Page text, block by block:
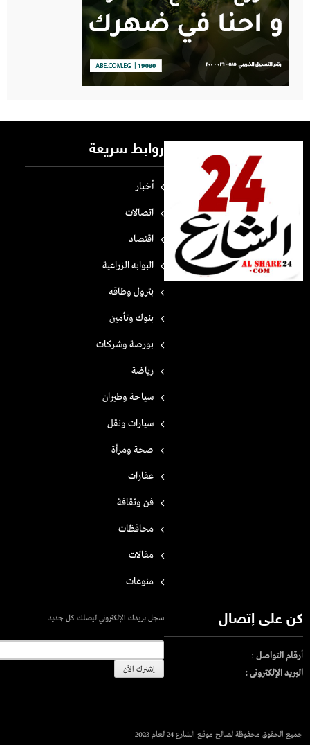
روابط سريعة
أخبار
اتصالات
اقتصاد
البوابه الزراعية
بترول وطاقه
بنوك وتأمين
بورصة وشركات
رياضة
سياحة وطيران
سيارات ونقل
صحة ومرأة
عقارات
فن وثقافة
محافظات
مقالات
منوعات
كن على إتصال
أرقام التواصل :
البريد الإلكترونى :
سجل بريدك الإلكتروني ليصلك كل جديد
جميع الحقوق محفوظة لصالح موقع الشارع 24 لعام 2023